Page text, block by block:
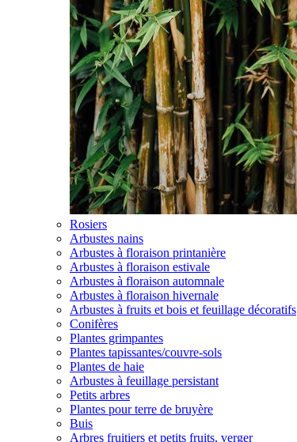
Rosiers
Arbustes nains
Arbustes à floraison printanière
Arbustes à floraison estivale
Arbustes à floraison automnale
Arbustes à floraison hivernale
Arbustes à fruits et bois et feuillage décoratifs
Conifères
Plantes grimpantes
Plantes tapissantes/couvre-sols
Plantes de haie
Arbustes à feuillage persistant
Petits arbres
Plantes pour terre de bruyère
Buis
Arbres fruitiers et petits fruits, verger